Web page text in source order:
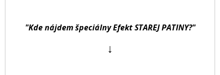
"Kde nájdem špeciálny Efekt STAREJ PATINY?"
↓